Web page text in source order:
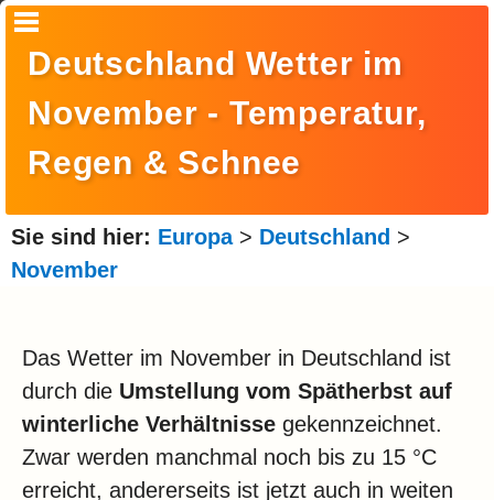
Amerika
Asien
Afrika
Arktis
Reisemonat
Klima
Deutschland Wetter im
November - Temperatur,
Regen & Schnee
Sie sind hier: Europa> Deutschland >
November
Das Wetter im November in Deutschland ist
durch die Umstellung vom Spätherbst auf
winterliche Verhältnisse gekennzeichnet.
Zwar werden manchmal noch bis zu 15 °C
erreicht, andererseits ist jetzt auch in weiten